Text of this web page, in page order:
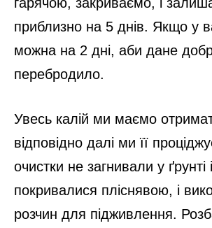
приблизно на 5 днів. Якщо у
можна на 2 дні, аби дане
перебродило.
Увесь калій ми маємо
відповідно далі ми її
очистки не загнивали у ґрунті
покривалися пліснявою, і
розчин для підживлення.